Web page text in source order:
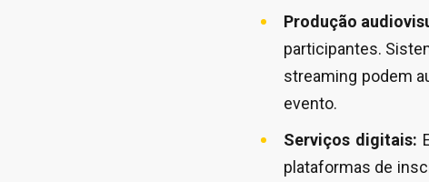
Produção
participantes.
streaming podem
evento.
Serviços digitais:
plataformas de